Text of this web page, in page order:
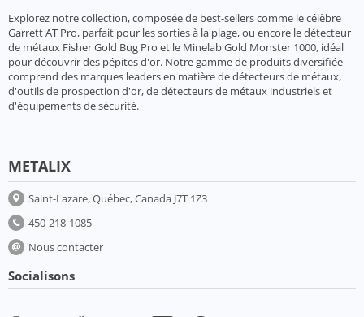
Explorez notre collection, composée de best-sellers comme le célèbre
Garrett AT Pro, parfait pour les sorties à la plage, ou encore le détecteur
de métaux Fisher Gold Bug Pro et le Minelab Gold Monster 1000, idéal
pour découvrir des pépites d'or. Notre gamme de produits diversifiée
comprend des marques leaders en matière de détecteurs de métaux,
d'outils de prospection d'or, de détecteurs de métaux industriels et
d'équipements de sécurité.
METALIX
Saint-Lazare, Québec, Canada J7T 1Z3
450-218-1085
Nous contacter
Socialisons